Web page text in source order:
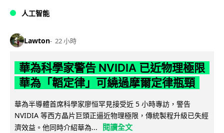
人工智能
Lawton 22 小時
華為科學家警告 NVIDIA 已近物理極限
華為「韜定律」可繞過摩爾定律瓶頸
華為半導體首席科學家廖恒罕見接受近 5 小時專訪，警告
NVIDIA 等西方晶片巨頭正逼近物理極限，傳統製程升級已失經
濟效益。他同時介紹華為...
閱讀全文